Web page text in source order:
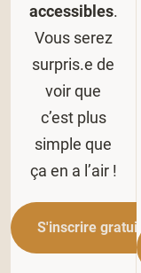
accessibles.
Vous serez
surpris.e de
voir que
c’est plus
simple que
ça en a l’air !
S'inscrire